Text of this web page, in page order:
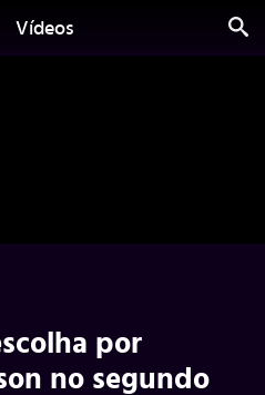
Vídeos
por
no segundo